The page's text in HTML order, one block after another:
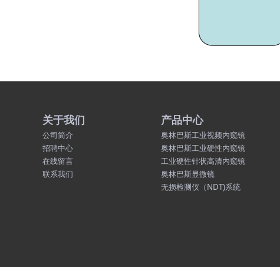
关于我们
公司简介
招聘中心
在线留言
联系我们
产品中心
奥林巴斯工业视频内窥镜
奥林巴斯工业硬性内窥镜
工业硬性针状高清内窥镜
奥林巴斯显微镜
无损检测仪（NDT)系统